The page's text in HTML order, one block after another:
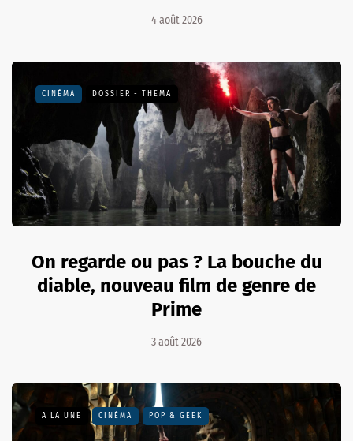
4 août 2026
CINÉMA DOSSIER - THEMA
On regarde ou pas ? La bouche du
diable, nouveau film de genre de
Prime
3 août 2026
A LA UNE CINÉMA POP & GEEK